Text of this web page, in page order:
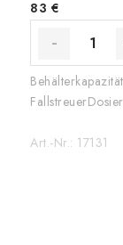
83 €
Art.-Nr.: 17131